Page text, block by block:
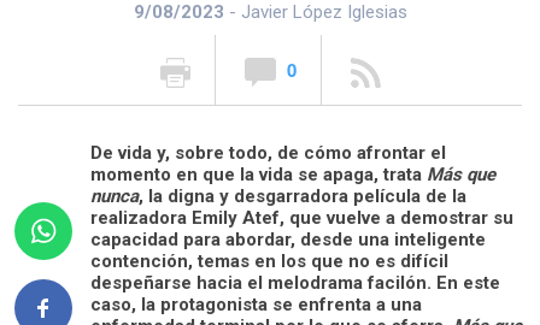
9/08/2023 - Javier López Iglesias
0
De vida y, sobre todo, de cómo afrontar el
momento en que la vida se apaga, trata Más que
nunca, la digna y desgarradora película de la
realizadora Emily Atef, que vuelve a demostrar su
capacidad para abordar, desde una inteligente
contención, temas en los que no es difícil
despeñarse hacia el melodrama facilón. En este
caso, la protagonista se enfrenta a una